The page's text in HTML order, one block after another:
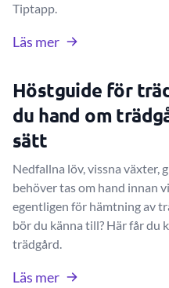
Tiptapp.
Läs mer
Höstguide för
du hand om
sätt
Nedfallna löv, vissna växter,
behöver tas om hand innan
egentligen för hämtning av
bör du känna till? Här får du
trädgård.
Läs mer